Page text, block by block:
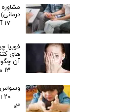
مشاوره
درمانی)
۱۷ آبان ۰۴
فوبیا
های
آن
۱۳ مرداد ۰۴
وسواس
۰۴